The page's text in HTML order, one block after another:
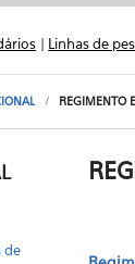
| Linhas de
REGIMENTO
de